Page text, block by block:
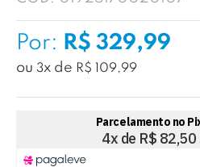
Por: R$ 329,99
ou 3x de R$ 109,99